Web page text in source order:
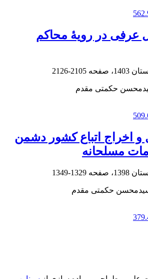
عرفی در رویۀ محاکم
2105-2126
حکمتی مقدم
و اخراج اتباع کشور دشمن
مسلحانه
1329-1349
سیدمحسن حکمتی مقدم